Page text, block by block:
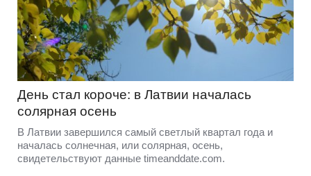
День стал короче: в Латвии началась
солярная осень
В Латвии завершился самый светлый квартал года и
началась солнечная, или солярная, осень,
свидетельствуют данные timeanddate.com.